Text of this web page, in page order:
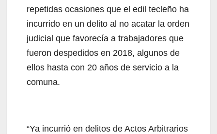
repetidas ocasiones que el edil tecleño ha
incurrido en un delito al no acatar la orden
judicial que favorecía a trabajadores que
fueron despedidos en 2018, algunos de
ellos hasta con 20 años de servicio a la
comuna.
“Ya incurrió en delitos de Actos Arbitrarios